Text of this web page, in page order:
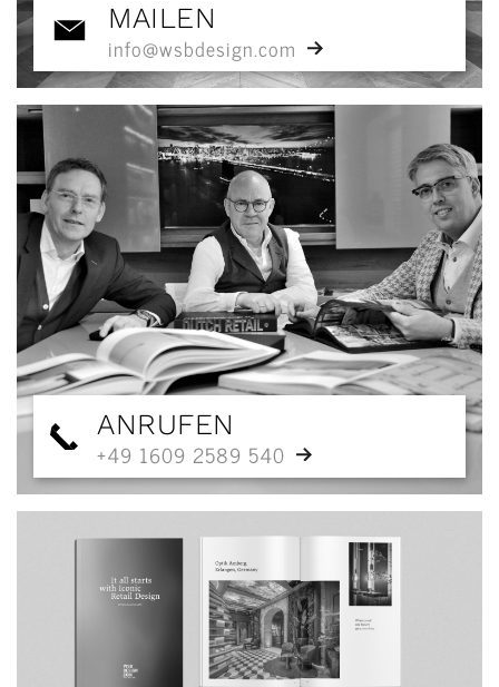
MAILEN
info@wsbdesign.com
ANRUFEN
+49 1609 2589 540